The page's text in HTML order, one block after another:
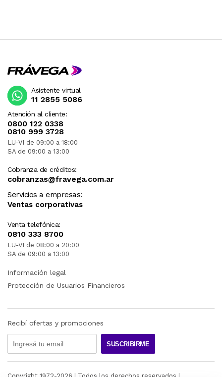
Atención al cliente:
0800 122 0338
0810 999 3728
LU-VI de 09:00 a 18:00
SA de 09:00 a 13:00
Cobranza de créditos:
cobranzas@fravega.com.ar
Servicios a empresas:
Ventas corporativas
Venta telefónica:
0810 333 8700
LU-VI de 08:00 a 20:00
SA de 09:00 a 13:00
Asistente virtual
11 2855 5086
Información legal
Protección de Usuarios Financieros
Recibí ofertas y promociones
SUSCRIBIRME